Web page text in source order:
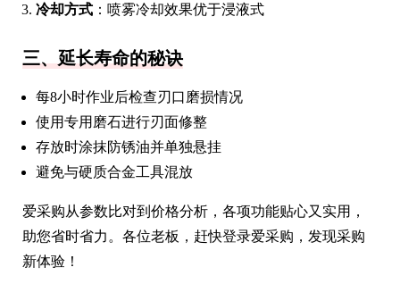
冷却方式 ：喷雾冷却效果优于浸液式
三、延长寿命的秘诀
每8小时作业后检查刃口磨损情况
使用专用磨石进行刃面修整
存放时涂抹防锈油并单独悬挂
避免与硬质合金工具混放
爱采购从参数比对到价格分析，各项功能贴心又实用，
助您省时省力。各位老板，赶快登录爱采购，发现采购
新体验！